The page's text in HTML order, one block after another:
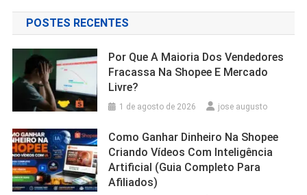
POSTES RECENTES
Por Que A Maioria Dos Vendedores
Fracassa Na Shopee E Mercado
Livre?
1 de agosto de 2026 jose augusto
Como Ganhar Dinheiro Na Shopee
Criando Vídeos Com Inteligência
Artificial (Guia Completo Para
Afiliados)